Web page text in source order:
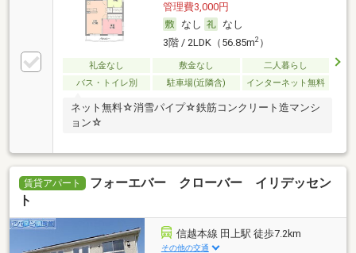
管理費3,000円
なし
なし
3階 / 2LDK（56.85m2）
礼金なし 敷金なし
二人暮らし
バス・トイレ別
駐車場(近隣含) インターネット無料
ネット無料☆消雪パイプ☆鉄筋コンクリート造マンシ
ョン☆
賃貸アパート
フォーエバー クローバー イリデッセン
ト
信越本線 田上駅 徒歩7.2km
その他の交通